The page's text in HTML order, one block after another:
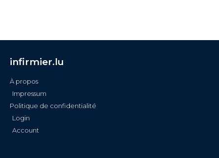
infirmier.lu
À propos
Impressum
Politique de confidentialité
Login
Account